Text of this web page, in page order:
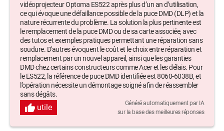
vidéoprojecteur Optoma ES522 après plus d’un an d’utilisation,
ce qui évoque une défaillance possible de la puce DMD (DLP) et la
nature récurrente du problème. La solution la plus pertinente est
le remplacement de la puce DMD ou de sa carte associée, avec
des tutos et exemples pratiques permettant une réparation sans
soudure. D'autres évoquent le coût et le choix entre réparation et
remplacement par un nouvel appareil, ainsi que les garanties
DMD chez certains constructeurs comme Acer et les délais. Pour
le ES522, la référence de puce DMD identifiée est 8060-6038B, et
l’opération nécessite un démontage soigné afin de réassembler
sans dégâts.
utile
Généré automatiquement par IA
sur la base des meilleures réponses